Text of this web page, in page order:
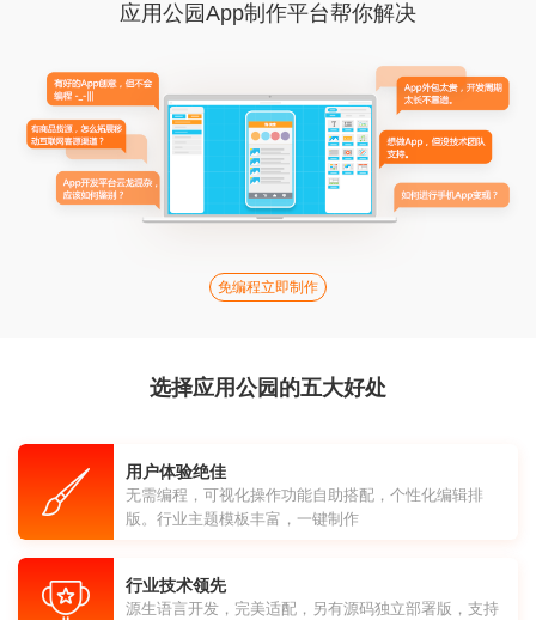
应用公园App制作平台帮你解决
免编程立即制作
选择应用公园的五大好处
用户体验绝佳
无需编程，可视化操作功能自助搭配，个性化编辑排
版。行业主题模板丰富，一键制作
行业技术领先
源生语言开发，完美适配，另有源码独立部署版，支持